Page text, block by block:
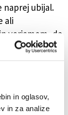
in oglasov,
in za analize
naprej ubijal.
ali
verjamem, da
francoske
položaju,